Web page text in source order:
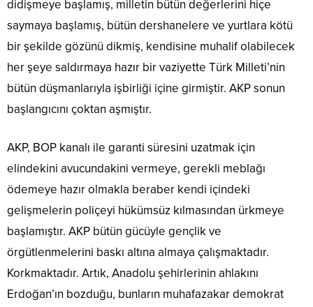
didişmeye başlamış, milletin bütün değerlerini hiçe
saymaya başlamış, bütün dershanelere ve yurtlara kötü
bir şekilde gözünü dikmiş, kendisine muhalif olabilecek
her şeye saldırmaya hazır bir vaziyette Türk Milleti’nin
bütün düşmanlarıyla işbirliği içine girmiştir. AKP sonun
başlangıcını çoktan aşmıştır.
AKP, BOP kanalı ile garanti süresini uzatmak için
elindekini avucundakini vermeye, gerekli meblağı
ödemeye hazır olmakla beraber kendi içindeki
gelişmelerin poliçeyi hükümsüz kılmasından ürkmeye
başlamıştır. AKP bütün gücüyle gençlik ve
örgütlenmelerini baskı altına almaya çalışmaktadır.
Korkmaktadır. Artık, Anadolu şehirlerinin ahlakını
Erdoğan’ın bozduğu, bunların muhafazakar demokrat